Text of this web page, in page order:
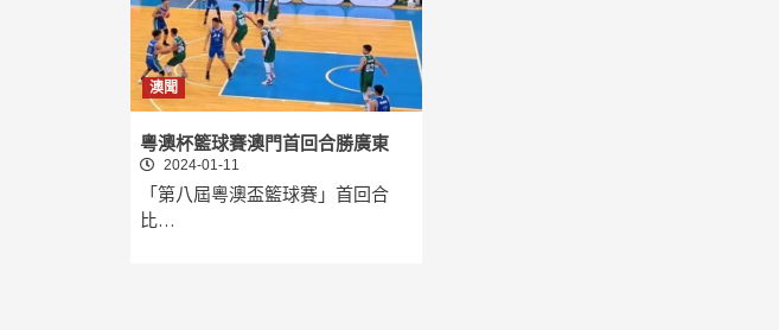
澳聞
粵澳杯籃球賽澳門首回合勝廣東
2024-01-11
「第八屆粵澳盃籃球賽」首回合
比…